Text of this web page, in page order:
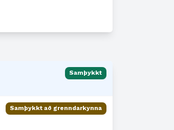
Samþykkt
Samþykkt að grenndarkynna